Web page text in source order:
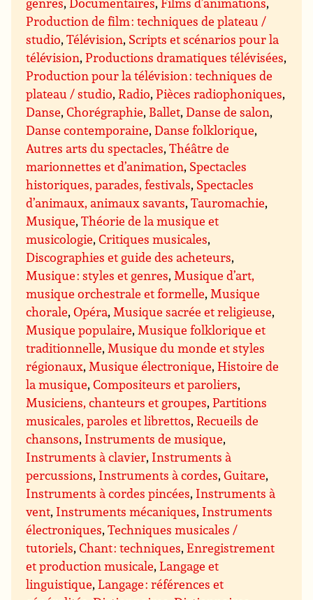
Production de film : techniques de plateau /
studio,Télévision, Scripts et scénarios pour la
télévision,Productions dramatiques télévisées,
Production pour la télévision : techniques de
plateau / studio,Radio,Pièces radiophoniques,
Danse,Chorégraphie, Ballet,Danse de salon,
Danse contemporaine,Danse folklorique,
Autres arts du spectacles,Théâtre de
marionnettes et d’animation, Spectacles
historiques, parades, festivals, Spectacles
d’animaux, animaux savants,Tauromachie,
Musique,Théorie de la musique et
musicologie,Critiques musicales,
Discographies et guide des acheteurs,
Musique : styles et genres,Musique d’art,
musique orchestrale et formelle,Musique
chorale,Opéra,Musique sacrée et religieuse,
Musique populaire,Musique folklorique et
traditionnelle,Musique du monde et styles
régionaux,Musique électronique,Histoire de
la musique,Compositeurs et paroliers,
Musiciens, chanteurs et groupes,Partitions
musicales, paroles et librettos,Recueils de
chansons, Instruments de musique,
Instruments à clavier, Instruments à
percussions, Instruments à cordes,Guitare,
Instruments à cordes pincées, Instruments à
vent, Instruments mécaniques, Instruments
électroniques,Techniques musicales /
tutoriels,Chant : techniques,Enregistrement
et production musicale,Langage et
linguistique,Langage : références et